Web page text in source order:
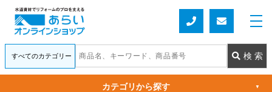
カテゴリから探す ▼